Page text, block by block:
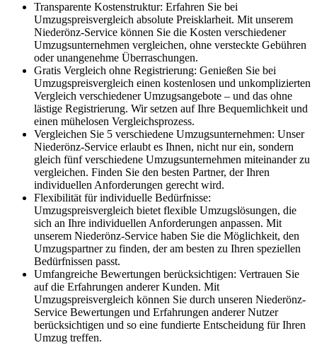
Transparente Kostenstruktur: Erfahren Sie bei
Umzugspreisvergleich absolute Preisklarheit. Mit unserem
Niederönz-Service können Sie die Kosten verschiedener
Umzugsunternehmen vergleichen, ohne versteckte Gebühren
oder unangenehme Überraschungen.
Gratis Vergleich ohne Registrierung: Genießen Sie bei
Umzugspreisvergleich einen kostenlosen und unkomplizierten
Vergleich verschiedener Umzugsangebote – und das ohne
lästige Registrierung. Wir setzen auf Ihre Bequemlichkeit und
einen mühelosen Vergleichsprozess.
Vergleichen Sie 5 verschiedene Umzugsunternehmen: Unser
Niederönz-Service erlaubt es Ihnen, nicht nur ein, sondern
gleich fünf verschiedene Umzugsunternehmen miteinander zu
vergleichen. Finden Sie den besten Partner, der Ihren
individuellen Anforderungen gerecht wird.
Flexibilität für individuelle Bedürfnisse:
Umzugspreisvergleich bietet flexible Umzugslösungen, die
sich an Ihre individuellen Anforderungen anpassen. Mit
unserem Niederönz-Service haben Sie die Möglichkeit, den
Umzugspartner zu finden, der am besten zu Ihren speziellen
Bedürfnissen passt.
Umfangreiche Bewertungen berücksichtigen: Vertrauen Sie
auf die Erfahrungen anderer Kunden. Mit
Umzugspreisvergleich können Sie durch unseren Niederönz-
Service Bewertungen und Erfahrungen anderer Nutzer
berücksichtigen und so eine fundierte Entscheidung für Ihren
Umzug treffen.